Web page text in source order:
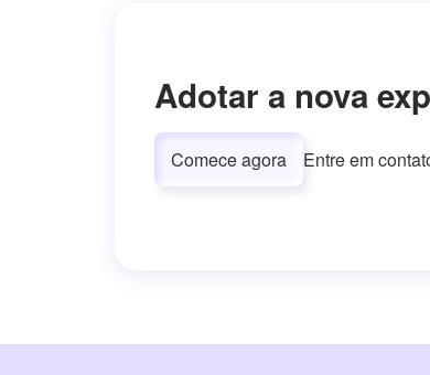
Adotar a nova
Comece agora Entre em